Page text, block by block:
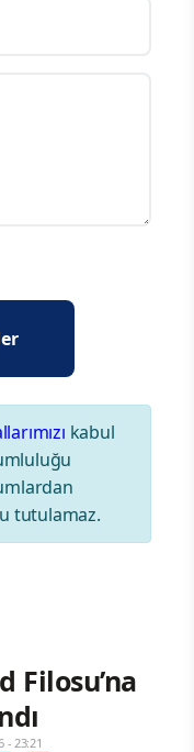
kabul
tutulamaz.
Filosu’na
- 23:21